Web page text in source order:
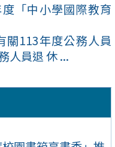
「中小學國際教育
關113年度公務人員
人員退 休 ...